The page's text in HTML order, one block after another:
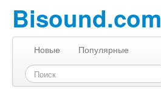
Bisound.com
Новые Популярные